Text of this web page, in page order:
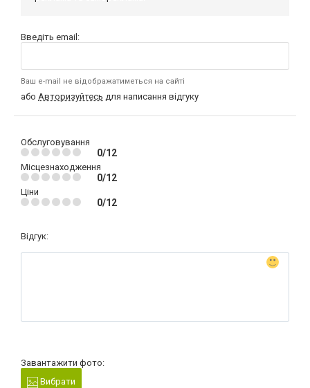
Введіть email:
Ваш e-mail не відображатиметься на сайті
або Авторизуйтесь для написання відгуку
Обслуговування
0/12
Місцезнаходження
0/12
Ціни
0/12
Відгук:
Завантажити фото:
Вибрати